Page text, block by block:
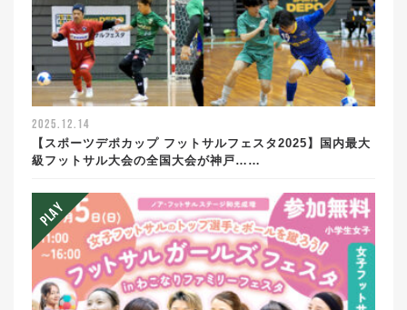
2025.12.14
【スポーツデポカップ フットサルフェスタ2025】国内最大
級フットサル大会の全国大会が神戸……